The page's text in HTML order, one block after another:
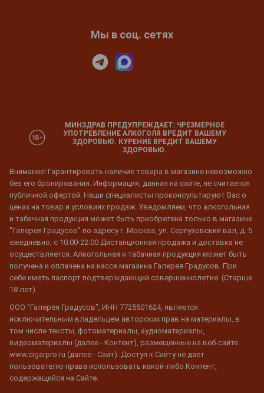
Мы в соц. сетях
МИНЗДРАВ ПРЕДУПРЕЖДАЕТ: ЧРЕЗМЕРНОЕ
УПОТРЕБЛЕНИЕ АЛКОГОЛЯ ВРЕДИТ ВАШЕМУ
ЗДОРОВЬЮ. КУРЕНИЕ ВРЕДИТ ВАШЕМУ
ЗДОРОВЬЮ.
Внимание! Гарантировать наличие товара в магазине невозможно
без его бронирования. Информация, данная на сайте, не считается
публичной офертой. Наши специалисты проконсультируют Вас о
ценах на товар и условиях продаж. Уведомляем, что алкогольная
и табачная продукция может быть приобретена только в магазине
"Галерея Градусов" по адресу г. Москва, ул. Серпуховский вал, д. 5
ежедневно, с 10:00-22:00 Дистанционная продажа и доставка не
осуществляется. Алкогольная и табачная продукция может быть
получена и оплачена на кассе магазина Галерея Градусов. При
себе иметь паспорт подтверждающий совершеннолетие. (Старше
18 лет)
ООО "Галерея Градусов", ИНН 7725501624, является
исключительным владельцем авторских прав на материалы, в
том числе тексты, фотоматериалы, аудиоматериалы,
видеоматериалы (далее - Контент), размещенные на веб-сайте
www.cigarpro.ru (далее - Сайт). Доступ к Сайту не дает
пользователю права использовать какой-либо Контент,
содержащийся на Сайте.